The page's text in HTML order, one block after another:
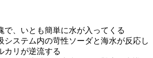
で、いとも簡単に水が入ってくる
システム内の苛性ソーダと海水が反応し
カリが逆流する